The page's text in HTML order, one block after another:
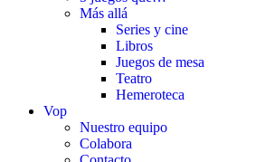
Más allá
Series y cine
Libros
Juegos de mesa
Teatro
Hemeroteca
Vop
Nuestro equipo
Colabora